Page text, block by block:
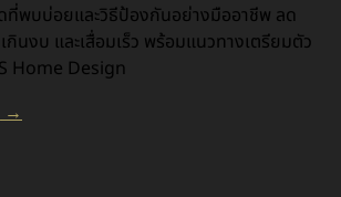
พบบ่อยและวิธีป้องกันอย่างมืออาชีพ ลด
นงบ และเสื่อมเร็ว พร้อมแนวทางเตรียมตัว
Home Design
→